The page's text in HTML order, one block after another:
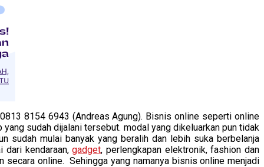
8154 6943 (Andreas Agung). Bisnis online seperti online
sudah dijalani tersebut. modal yang dikeluarkan pun tidak
sudah mulai banyak yang beralih dan lebih suka berbelanja
dari kendaraan,gadget, perlengkapan elektronik, fashion dan
secara online. Sehingga yang namanya bisnis online menjadi